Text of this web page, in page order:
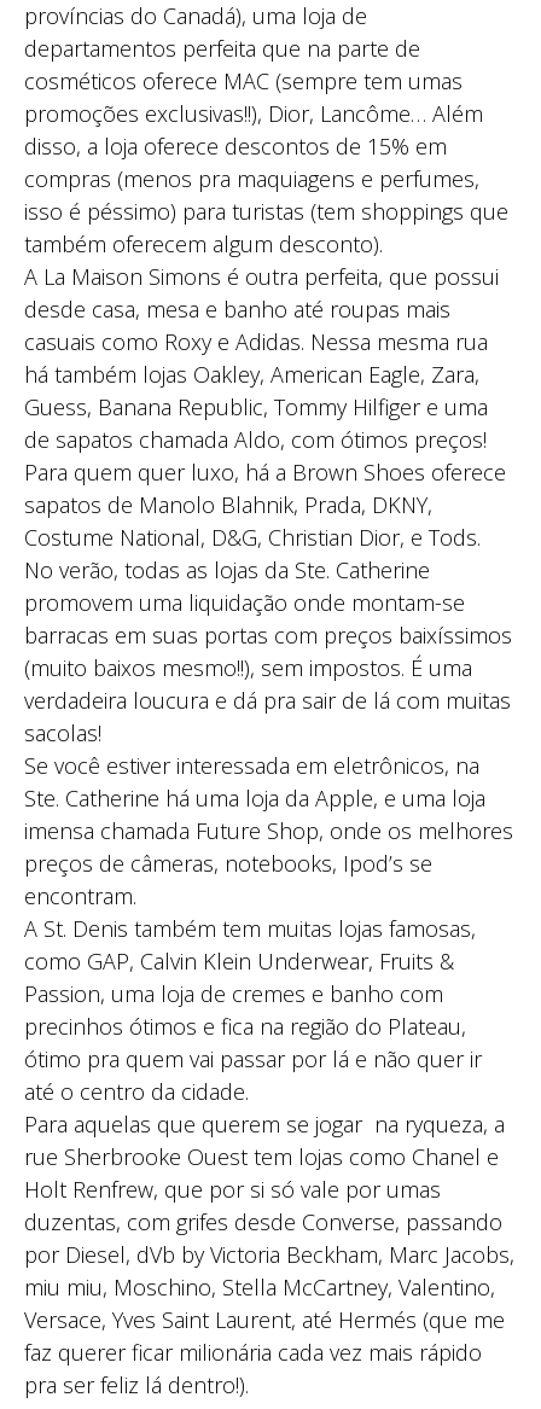
províncias do Canadá), uma loja de
departamentos perfeita que na parte de
cosméticos oferece MAC (sempre tem umas
promoções exclusivas!!), Dior, Lancôme… Além
disso, a loja oferece descontos de 15% em
compras (menos pra maquiagens e perfumes,
isso é péssimo) para turistas (tem shoppings que
também oferecem algum desconto).
A La Maison Simons é outra perfeita, que possui
desde casa, mesa e banho até roupas mais
casuais como Roxy e Adidas. Nessa mesma rua
há também lojas Oakley, American Eagle, Zara,
Guess, Banana Republic, Tommy Hilfiger e uma
de sapatos chamada Aldo, com ótimos preços!
Para quem quer luxo, há a Brown Shoes oferece
sapatos de Manolo Blahnik, Prada, DKNY,
Costume National, D&G, Christian Dior, e Tods.
No verão, todas as lojas da Ste. Catherine
promovem uma liquidação onde montam-se
barracas em suas portas com preços baixíssimos
(muito baixos mesmo!!), sem impostos. É uma
verdadeira loucura e dá pra sair de lá com muitas
sacolas!
Se você estiver interessada em eletrônicos, na
Ste. Catherine há uma loja da Apple, e uma loja
imensa chamada Future Shop, onde os melhores
preços de câmeras, notebooks, Ipod’s se
encontram.
A St. Denis também tem muitas lojas famosas,
como GAP, Calvin Klein Underwear, Fruits &
Passion, uma loja de cremes e banho com
precinhos ótimos e fica na região do Plateau,
ótimo pra quem vai passar por lá e não quer ir
até o centro da cidade.
Para aquelas que querem se jogar na ryqueza, a
rue Sherbrooke Ouest tem lojas como Chanel e
Holt Renfrew, que por si só vale por umas
duzentas, com grifes desde Converse, passando
por Diesel, dVb by Victoria Beckham, Marc Jacobs,
miu miu, Moschino, Stella McCartney, Valentino,
Versace, Yves Saint Laurent, até Hermés (que me
faz querer ficar milionária cada vez mais rápido
pra ser feliz lá dentro!).